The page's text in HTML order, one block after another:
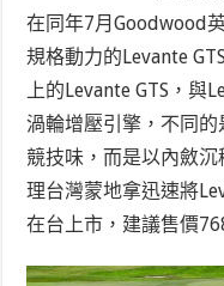
在同年7月Goodwood
規格動力的Levante
上的Levante GTS，與
渦輪增壓引擎，不同的
競技味，而是以內斂
理台灣蒙地拿迅速將
在台上市，建議售價